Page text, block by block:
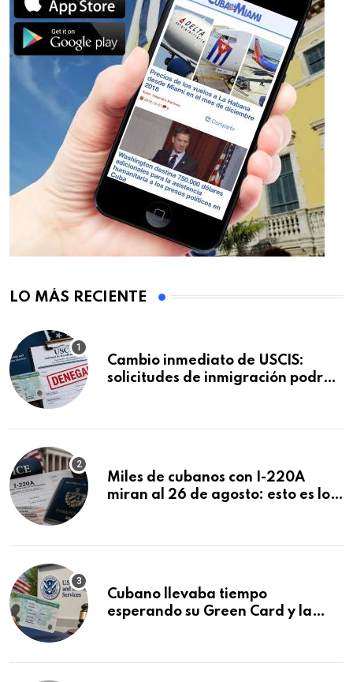
LO MÁS RECIENTE
Cambio inmediato de USCIS:
solicitudes de inmigración podrán
Miles de cubanos con I-220A
miran al 26 de agosto: esto es lo
Cubano llevaba tiempo
esperando su Green Card y la